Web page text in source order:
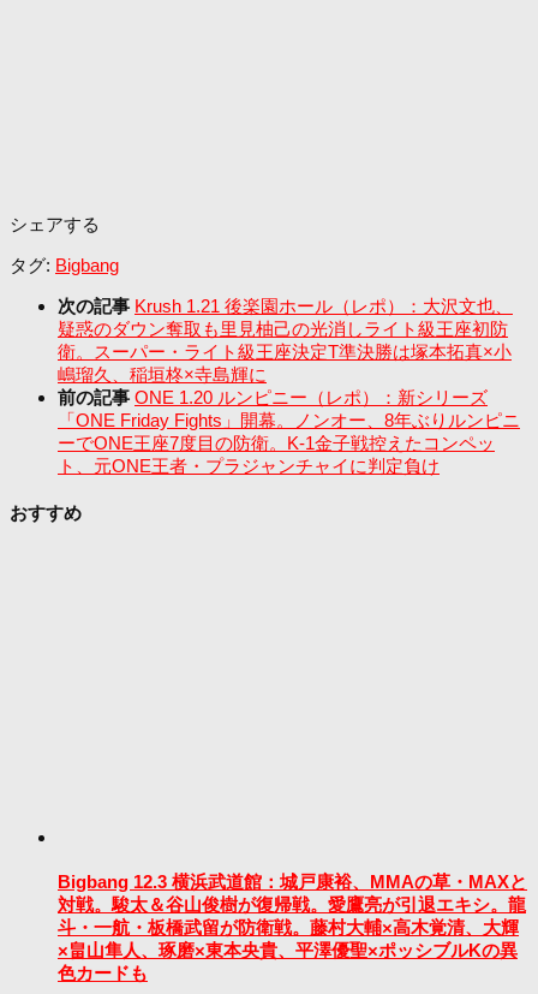
シェアする
タグ: Bigbang
次の記事 Krush 1.21 後楽園ホール（レポ）：大沢文也、
疑惑のダウン奪取も里見柚己の光消しライト級王座初防
衛。スーパー・ライト級王座決定T準決勝は塚本拓真×小
嶋瑠久、稲垣柊×寺島輝に
前の記事 ONE 1.20 ルンピニー（レポ）：新シリーズ
「ONE Friday Fights」開幕。ノンオー、8年ぶりルンピニ
ーでONE王座7度目の防衛。K-1金子戦控えたコンペッ
ト、元ONE王者・プラジャンチャイに判定負け
おすすめ
Bigbang 12.3 横浜武道館：城戸康裕、MMAの草・MAXと
対戦。駿太＆谷山俊樹が復帰戦。愛鷹亮が引退エキシ。龍
斗・一航・板橋武留が防衛戦。藤村大輔×高木覚清、大輝
×畠山隼人、琢磨×東本央貴、平澤優聖×ポッシブルKの異
色カードも